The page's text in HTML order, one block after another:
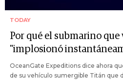
TODAY
Por qué el submarino
"implosionó
OceanGate Expeditions dice ahora
de su vehículo sumergible Titán que